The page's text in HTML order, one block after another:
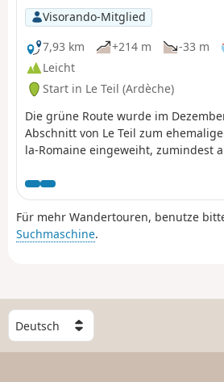
Visorando-Mitglied
7,93 km
+214 m -33 m
Leicht
Start in Le Teil (Ardèche)
Die grüne Route wurde im
Abschnitt von Le Teil zum
la-Romaine eingeweiht, zumindest
um drei Tunnel zu durchqueren, von
lang ist.
Für mehr Wandertouren, benutze
Suchmaschine.
W
ä
h